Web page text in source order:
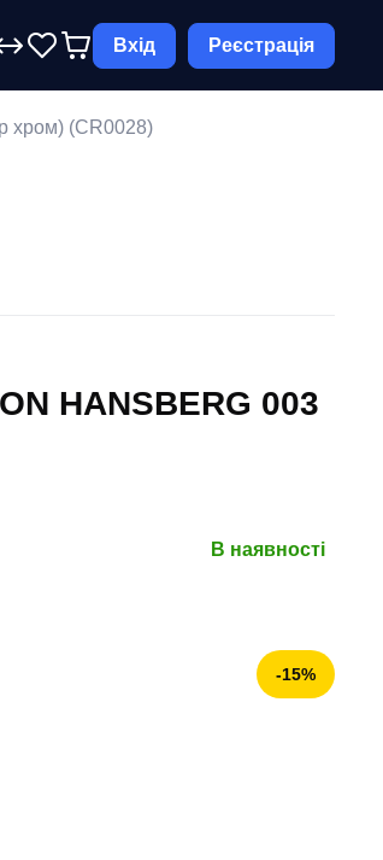
Вхід Реєстрація
хром) (CR0028)
HANSBERG 003
В наявності
-15%